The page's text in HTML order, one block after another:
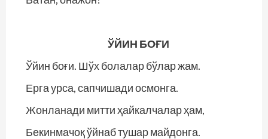
ЎЙИН БОҒИ
Ўйин боғи. Шўх болалар бўлар жам.
Ерга урса, сапчишади осмонга.
Жонланади митти ҳайкалчалар ҳам,
Бекинмачоқ ўйнаб тушар майдонга.